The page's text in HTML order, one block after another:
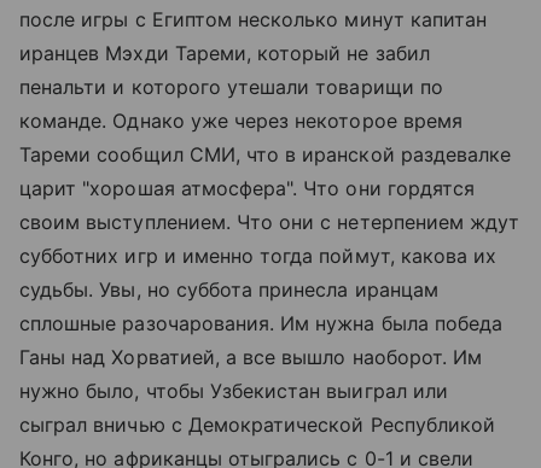
после игры с Египтом несколько минут капитан
иранцев Мэхди Тареми, который не забил
пенальти и которого утешали товарищи по
команде. Однако уже через некоторое время
Тареми сообщил СМИ, что в иранской раздевалке
царит "хорошая атмосфера". Что они гордятся
своим выступлением. Что они с нетерпением ждут
субботних игр и именно тогда поймут, какова их
судьбы. Увы, но суббота принесла иранцам
сплошные разочарования. Им нужна была победа
Ганы над Хорватией, а все вышло наоборот. Им
нужно было, чтобы Узбекистан выиграл или
сыграл вничью с Демократической Республикой
Конго, но африканцы отыгрались с 0-1 и свели